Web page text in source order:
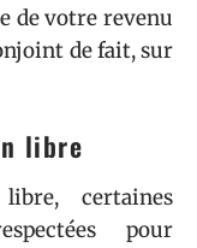
de votre revenu
de fait, sur
libre
certaines
pour